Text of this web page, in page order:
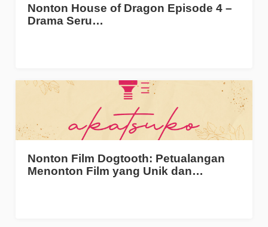
Nonton House of Dragon Episode 4 –
Drama Seru…
Nonton Film Dogtooth: Petualangan
Menonton Film yang Unik dan…